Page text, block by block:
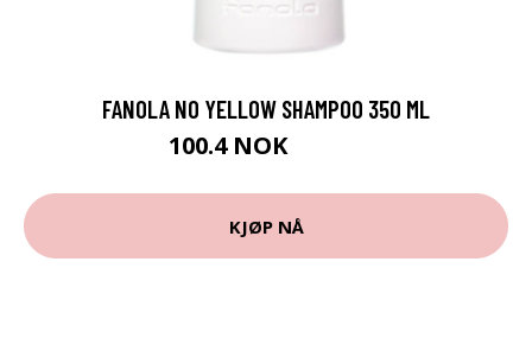
FANOLA NO YELLOW SHAMPOO 350 ML
100.4 NOK
KJØP NÅ